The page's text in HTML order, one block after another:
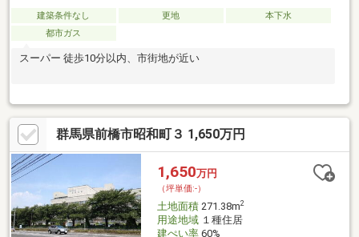
建築条件なし 更地
本下水
都市ガス
スーパー 徒歩10分以内、市街地が近い
群馬県前橋市昭和町３ 1,650万円
1,650万円
（坪単価:-）
土地面積271.38m2
用途地域１種住居
建ぺい率60%